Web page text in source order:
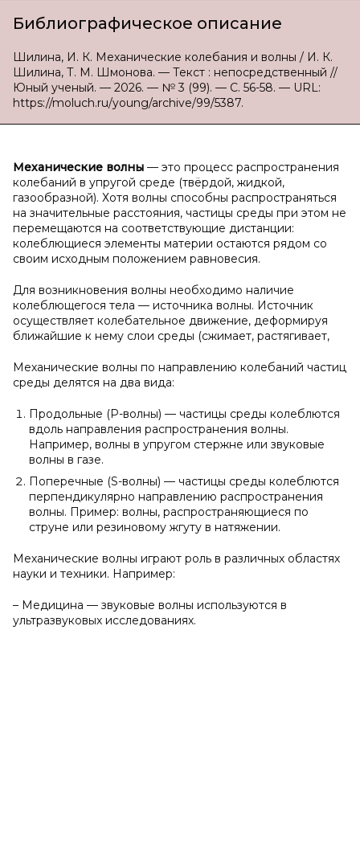
Библиографическое описание
Шилина, И. К. Механические колебания и волны / И. К.
Шилина, Т. М. Шмонова. — Текст : непосредственный //
Юный ученый. — 2026. — № 3 (99). — С. 56-58. — URL:
https://moluch.ru/young/archive/99/5387.
Механические волны — это процесс распространения
колебаний в упругой среде (твёрдой, жидкой,
газообразной). Хотя волны способны распространяться
на значительные расстояния, частицы среды при этом не
перемещаются на соответствующие дистанции:
колеблющиеся элементы материи остаются рядом со
своим исходным положением равновесия.
Для возникновения волны необходимо наличие
колеблющегося тела — источника волны. Источник
осуществляет колебательное движение, деформируя
ближайшие к нему слои среды (сжимает, растягивает,
Механические волны по направлению колебаний частиц
среды делятся на два вида:
Продольные (P-волны) — частицы среды колеблются
вдоль направления распространения волны.
Например, волны в упругом стержне или звуковые
волны в газе.
Поперечные (S-волны) — частицы среды колеблются
перпендикулярно направлению распространения
волны. Пример: волны, распространяющиеся по
струне или резиновому жгуту в натяжении.
Механические волны играют роль в различных областях
науки и техники. Например:
– Медицина — звуковые волны используются в
ультразвуковых исследованиях.